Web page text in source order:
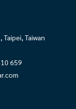
Taiwan
659